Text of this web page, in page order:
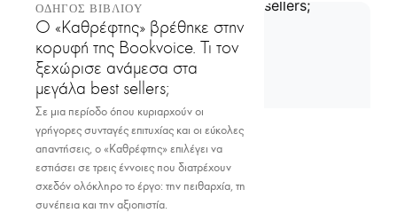
ΟΔΗΓΟΣ ΒΙΒΛΙΟΥ
Ο «Καθρέφτης» βρέθηκε στην
κορυφή της Bookvoice. Τι τον
ξεχώρισε ανάμεσα στα
μεγάλα best sellers;
Σε μια περίοδο όπου κυριαρχούν οι
γρήγορες συνταγές επιτυχίας και οι εύκολες
απαντήσεις, ο «Καθρέφτης» επιλέγει να
εστιάσει σε τρεις έννοιες που διατρέχουν
σχεδόν ολόκληρο το έργο: την πειθαρχία, τη
συνέπεια και την αξιοπιστία.